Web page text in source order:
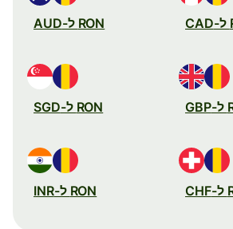
RON ל-AUD
RON ל-SGD
RON ל-INR